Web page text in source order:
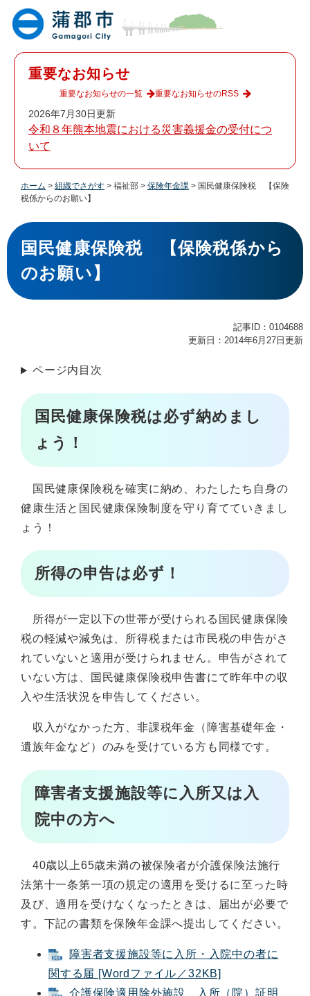
重要なお知らせ
2026年7月30日更新
令和８年熊本地震における災害義援金の受付につ
いて
重要なお知らせの一覧 重要なお知らせのRSS
ホーム > 組織でさがす > 福祉部 > 保険年金課 > 国民健康保険税 【保険
税係からのお願い】
本
文
国民健康保険税 【保険税係から
のお願い】
記事ID：0104688
更新日：2014年6月27日更新
ページ内目次
国民健康保険税は必ず納めまし
ょう！
国民健康保険税を確実に納め、わたしたち自身の
健康生活と国民健康保険制度を守り育てていきまし
ょう！
所得の申告は必ず！
所得が一定以下の世帯が受けられる国民健康保険
税の軽減や減免は、所得税または市民税の申告がさ
れていないと適用が受けられません。申告がされて
いない方は、国民健康保険税申告書にて昨年中の収
入や生活状況を申告してください。
収入がなかった方、非課税年金（障害基礎年金・
遺族年金など）のみを受けている方も同様です。
障害者支援施設等に入所又は入
院中の方へ
40歳以上65歳未満の被保険者が介護保険法施行
法第十一条第一項の規定の適用を受けるに至った時
及び、適用を受けなくなったときは、届出が必要で
す。下記の書類を保険年金課へ提出してください。
障害者支援施設等に入所・入院中の者に
関する届 [Wordファイル／32KB]
介護保険適用除外施設 入所（院）証明